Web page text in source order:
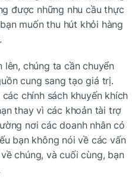
được những nhu cầu thực
muốn thu hút khỏi hàng
chúng ta cần chuyển
cung sang tạo giá trị.
chính sách khuyến khích
thay vì các khoản tài trợ
nơi các doanh nhân có
bạn không nói về các vấn
chúng, và cuối cùng, bạn